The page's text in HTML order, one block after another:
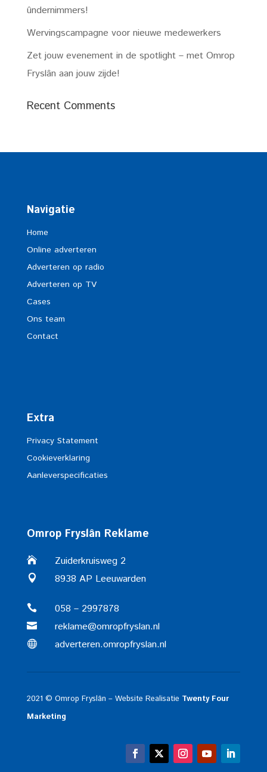
ûndernimmers!
Wervingscampagne voor nieuwe medewerkers
Zet jouw evenement in de spotlight – met Omrop
Fryslân aan jouw zijde!
Recent Comments
Navigatie
Home
Online adverteren
Adverteren op radio
Adverteren op TV
Cases
Ons team
Contact
Extra
Privacy Statement
Cookieverklaring
Aanleverspecificaties
Omrop Fryslân Reklame
 Zuiderkruisweg 2
 8938 AP Leeuwarden
 058 – 2997878
 reklame@omropfryslan.nl
 adverteren.omropfryslan.nl
2021 © Omrop Fryslân – Website Realisatie Twenty Four
Marketing